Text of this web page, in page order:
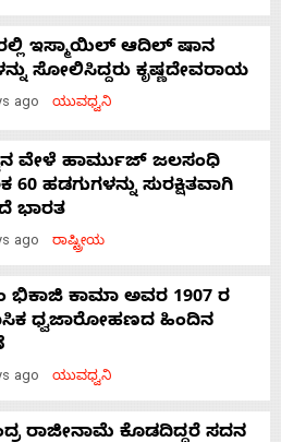
ರಲ್ಲಿ ಇಸ್ಮಾಯಿಲ್ ಆದಿಲ್ ಷಾನ
ಸೋಲಿಸಿದ್ದರು ಕೃಷ್ಣದೇವರಾಯ
ago ಯುವಧ್ವನಿ
ವೇಳೆ ಹಾರ್ಮುಜ್ ಜಲಸಂಧಿ
ಹಡಗುಗಳನ್ನು ಸುರಕ್ಷಿತವಾಗಿ
ಭಾರತ
ago ರಾಷ್ಟ್ರೀಯ
ಭಿಕಾಜಿ ಕಾಮಾ ಅವರ 1907 ರ
ಧ್ವಜಾರೋಹಣದ ಹಿಂದಿನ
ago ಯುವಧ್ವನಿ
ರಾಜೀನಾಮೆ ಕೊಡದಿದ್ದರೆ ಸದನ